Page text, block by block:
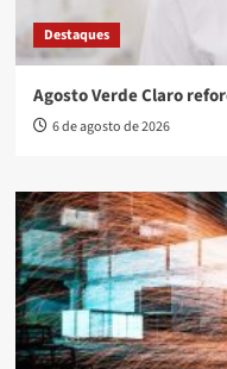
Destaques
Agosto Verde Claro
6 de agosto de 2026